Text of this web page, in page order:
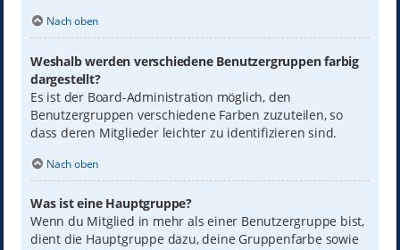
Nach oben
Weshalb werden verschiedene Benutzergruppen farbig
dargestellt?
Es ist der Board-Administration möglich, den
Benutzergruppen verschiedene Farben zuzuteilen, so
dass deren Mitglieder leichter zu identifizieren sind.
Nach oben
Was ist eine Hauptgruppe?
Wenn du Mitglied in mehr als einer Benutzergruppe bist,
dient die Hauptgruppe dazu, deine Gruppenfarbe sowie